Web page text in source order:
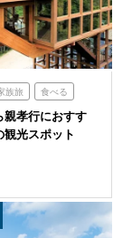
族旅 食べる
禅坊靖寧
ン「陽・燦燦」
親孝行におすす
観光スポット